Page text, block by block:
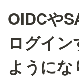
OIDCや
ログイ
ようにな